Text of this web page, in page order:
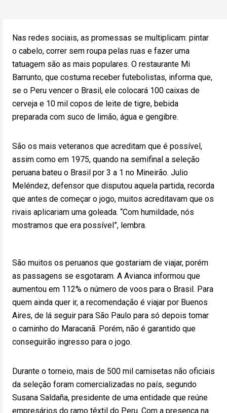
Nas redes sociais, as promessas se multiplicam: pintar
o cabelo, correr sem roupa pelas ruas e fazer uma
tatuagem são as mais populares. O restaurante Mi
Barrunto, que costuma receber futebolistas, informa que,
se o Peru vencer o Brasil, ele colocará 100 caixas de
cerveja e 10 mil copos de leite de tigre, bebida
preparada com suco de limão, água e gengibre.
São os mais veteranos que acreditam que é possível,
assim como em 1975, quando na semifinal a seleção
peruana bateu o Brasil por 3 a 1 no Mineirão. Julio
Meléndez, defensor que disputou aquela partida, recorda
que antes de começar o jogo, muitos acreditavam que os
rivais aplicariam uma goleada. “Com humildade, nós
mostramos que era possível”, lembra.
São muitos os peruanos que gostariam de viajar, porém
as passagens se esgotaram. A Avianca informou que
aumentou em 112% o número de voos para o Brasil. Para
quem ainda quer ir, a recomendação é viajar por Buenos
Aires, de lá seguir para São Paulo para só depois tomar
o caminho do Maracanã. Porém, não é garantido que
conseguirão ingresso para o jogo.
Durante o torneio, mais de 500 mil camisetas não oficiais
da seleção foram comercializadas no país, segundo
Susana Saldaña, presidente de uma entidade que reúne
empresários do ramo têxtil do Peru. Com a presença na